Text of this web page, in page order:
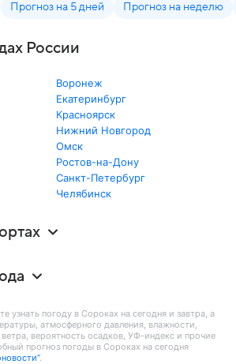
Прогноз на 5 дней Прогноз на неделю
России
Воронеж
Екатеринбург
Красноярск
Нижний Новгород
Омск
Ростов-на-Дону
Санкт-Петербург
Челябинск
узнать погоду в Сороках на сегодня и завтра, а
атмосферного давления, влажности,
вероятность осадков, УФ-индекс и прочие
прогноз погоды в Сороках на сегодня
.